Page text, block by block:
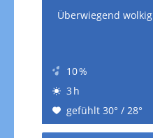
Überwiegend wolkig
10 %
3 h
gefühlt 30° / 28°